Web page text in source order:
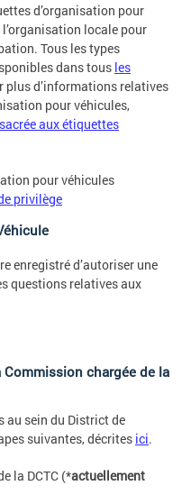
d’organisation pour
locale pour
Tous les types
dans tous les
plus d’informations relatives
pour véhicules,
aux étiquettes
pour véhicules
privilège
enregistré d’autoriser une
questions relatives aux
Commission chargée de la
au sein du District de
suivantes, décrites ici.
la DCTC (*actuellement